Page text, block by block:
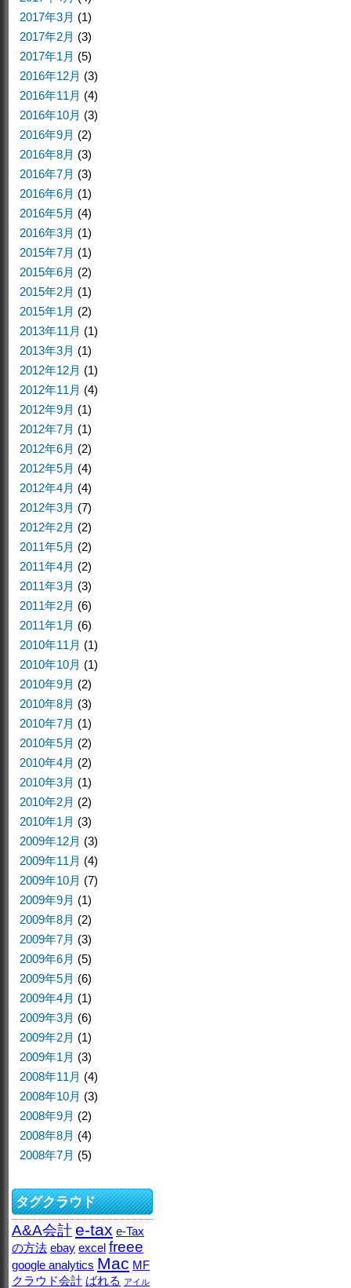
2017年3月 (1)
2017年2月 (3)
2017年1月 (5)
2016年12月 (3)
2016年11月 (4)
2016年10月 (3)
2016年9月 (2)
2016年8月 (3)
2016年7月 (3)
2016年6月 (1)
2016年5月 (4)
2016年3月 (1)
2015年7月 (1)
2015年6月 (2)
2015年2月 (1)
2015年1月 (2)
2013年11月 (1)
2013年3月 (1)
2012年12月 (1)
2012年11月 (4)
2012年9月 (1)
2012年7月 (1)
2012年6月 (2)
2012年5月 (4)
2012年4月 (4)
2012年3月 (7)
2012年2月 (2)
2011年5月 (2)
2011年4月 (2)
2011年3月 (3)
2011年2月 (6)
2011年1月 (6)
2010年11月 (1)
2010年10月 (1)
2010年9月 (2)
2010年8月 (3)
2010年7月 (1)
2010年5月 (2)
2010年4月 (2)
2010年3月 (1)
2010年2月 (2)
2010年1月 (3)
2009年12月 (3)
2009年11月 (4)
2009年10月 (7)
2009年9月 (1)
2009年8月 (2)
2009年7月 (3)
2009年6月 (5)
2009年5月 (6)
2009年4月 (1)
2009年3月 (6)
2009年2月 (1)
2009年1月 (3)
2008年11月 (4)
2008年10月 (3)
2008年9月 (2)
2008年8月 (4)
2008年7月 (5)
タグクラウド
A&A会計e-tax e-Tax
の方法 ebay excel freee
google analytics Mac MF
クラウド会計 ばれる アイル